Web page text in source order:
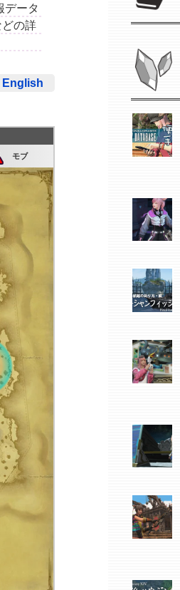
データ
の詳
English
モブ